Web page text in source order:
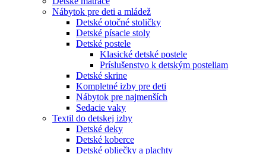
Nábytok pre deti a mládež
Detské otočné stoličky
Detské písacie stoly
Detské postele
Klasické detské postele
Príslušenstvo k detským posteliam
Detské skrine
Kompletné izby pre deti
Nábytok pre najmenších
Sedacie vaky
Textil do detskej izby
Detské deky
Detské koberce
Detské obliečky a plachty